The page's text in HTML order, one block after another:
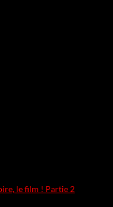
le film ! Partie 2